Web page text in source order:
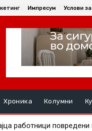
Импресум Услови
Хроника Колумни
повредени
АЕРОДРОМ –